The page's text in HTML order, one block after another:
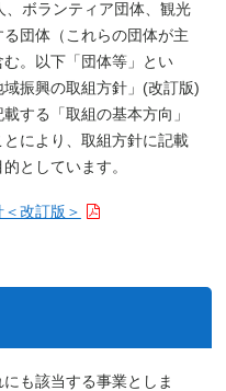
、ボランティア団体、観光
団体（これらの団体が主
。以下「団体等」とい
振興の取組方針」(改訂版)
する「取組の基本方向」
により、取組方針に記載
としています。
改訂版＞
も該当する事業としま